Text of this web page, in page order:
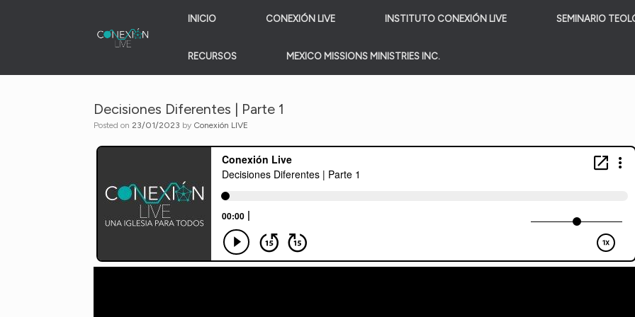
INICIO CONEXIÓN LIVE INSTITUTO CONEXIÓN LIVE SEMINARIO
RECURSOS MEXICO MISSIONS MINISTRIES INC.
Decisiones Diferentes | Parte 1
Posted on 23/01/2023 by Conexión LIVE